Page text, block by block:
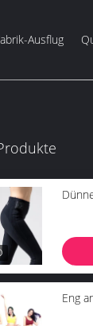
Ausflug
Eng